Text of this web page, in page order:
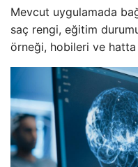
Mevcut uygulamada
saç rengi, eğitim
örneği, hobileri ve